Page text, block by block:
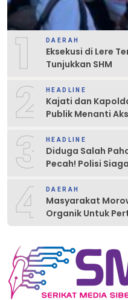
1 DAERAH
Eksekusi di Lere
Tunjukkan SHM
2 HEADLINE
Kajati dan
Publik Menanti
3 HEADLINE
Diduga Salah
Pecah! Polisi Siaga
4 DAERAH
Masyarakat
Organik Untuk